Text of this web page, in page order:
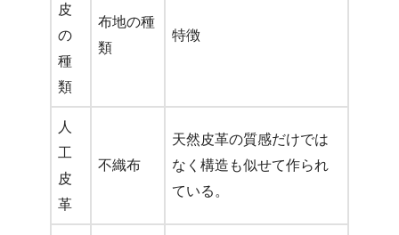
皮
の
種
類
布地の種
類
特徴
人
工
皮
革
不織布
天然皮革の質感だけでは
なく構造も似せて作られ
ている。